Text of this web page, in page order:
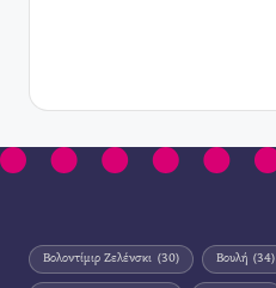
Βολοντίμιρ Ζελένσκι (30) Βουλή (34)